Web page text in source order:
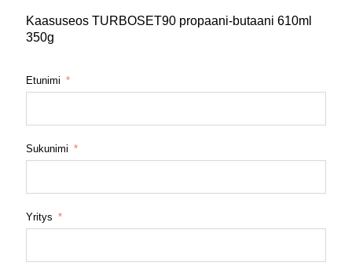
Kaasuseos TURBOSET90 propaani-butaani 610ml
350g
Etunimi
Sukunimi
Yritys